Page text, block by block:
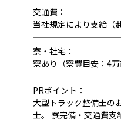
交通費：
当社規定により支給（
寮・社宅：
寮あり（寮費目安：4万
PRポイント：
大型トラック整備士の
士。 寮完備・交通費支